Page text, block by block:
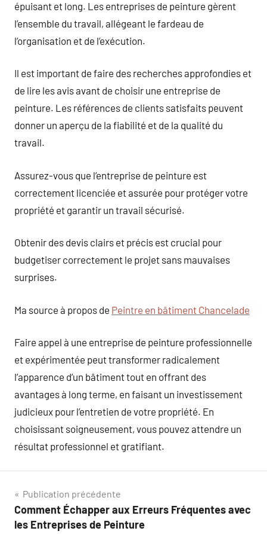
épuisant et long. Les entreprises de peinture gèrent
l’ensemble du travail, allégeant le fardeau de
l’organisation et de l’exécution.
Il est important de faire des recherches approfondies et
de lire les avis avant de choisir une entreprise de
peinture. Les références de clients satisfaits peuvent
donner un aperçu de la fiabilité et de la qualité du
travail.
Assurez-vous que l’entreprise de peinture est
correctement licenciée et assurée pour protéger votre
propriété et garantir un travail sécurisé.
Obtenir des devis clairs et précis est crucial pour
budgetiser correctement le projet sans mauvaises
surprises.
Ma source à propos de Peintre en bâtiment Chancelade
Faire appel à une entreprise de peinture professionnelle
et expérimentée peut transformer radicalement
l’apparence d’un bâtiment tout en offrant des
avantages à long terme, en faisant un investissement
judicieux pour l’entretien de votre propriété. En
choisissant soigneusement, vous pouvez attendre un
résultat professionnel et gratifiant.
Navigation
de
Publication précédente
Comment Échapper aux Erreurs Fréquentes avec
les Entreprises de Peinture